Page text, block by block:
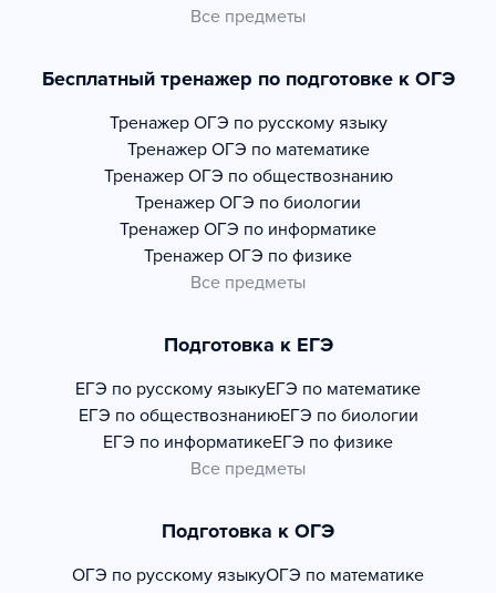
Все предметы
Бесплатный тренажер по подготовке к ОГЭ
Тренажер ОГЭ по русскому языку
Тренажер ОГЭ по математике
Тренажер ОГЭ по обществознанию
Тренажер ОГЭ по биологии
Тренажер ОГЭ по информатике
Тренажер ОГЭ по физике
Все предметы
Подготовка к ЕГЭ
ЕГЭ по русскому языкуЕГЭ по математике
ЕГЭ по обществознаниюЕГЭ по биологии
ЕГЭ по информатикеЕГЭ по физике
Все предметы
Подготовка к ОГЭ
ОГЭ по русскому языкуОГЭ по математике